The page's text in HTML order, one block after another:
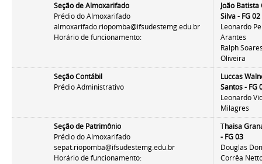
Seção de Almoxarifado
Prédio do Almoxarifado
almoxarifado.riopomba@ifsudestemg.edu.br
Horário de funcionamento:
João
Silva - FG 02
Leonardo
Arantes
Ralph
Oliveira
Seção Contábil
Prédio Administrativo
Luccas
Santos - FG
Leonardo
Milagres
Seção de Patrimônio
Prédio do Almoxarifado
sepat.riopomba@ifsudestemg.edu.br
Horário de funcionamento:
Thaisa
- FG 03
Douglas
Corrêa